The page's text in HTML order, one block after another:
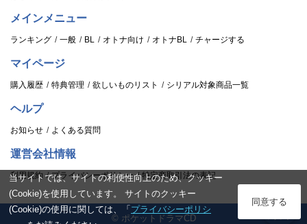
メインメニュー
ランキング 一般 BL オトナ向け オトナBL チャージする
マイページ
購入履歴 特典管理 欲しいものリスト シリアル対象商品一覧
ヘルプ
お知らせ よくある質問
運営会社情報
利用規約 プライバシーポリシー 特定商取引法の表記
© ポケットドラマCD
当サイトでは、サイトの利便性向上のため、クッキー
(Cookie)を使用しています。 サイトのクッキー
(Cookie)の使用に関しては、「 プライバシーポリシ
同意する